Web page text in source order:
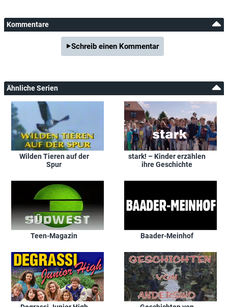
Kommentare
Schreib einen Kommentar
Ähnliche Serien
Wilden Tieren auf der
Spur
stark! – Kinder erzählen
ihre Geschichte
Teen-Magazin Baader-Meinhof